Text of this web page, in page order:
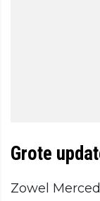
Grote
Zowel